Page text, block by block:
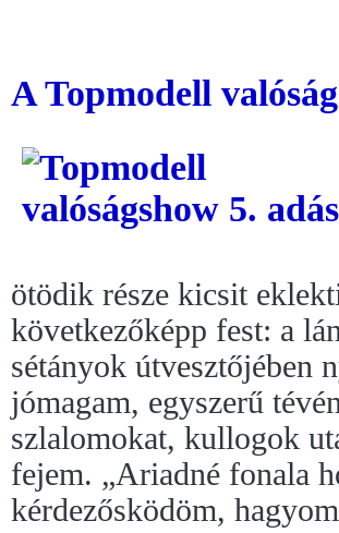
A Topmodell
ötödik része kicsit
következőképp fest: a
sétányok útvesztőjében
jómagam, egyszerű
szlalomokat, kullogok
fejem. „Ariadné fonala
kérdezősködöm,